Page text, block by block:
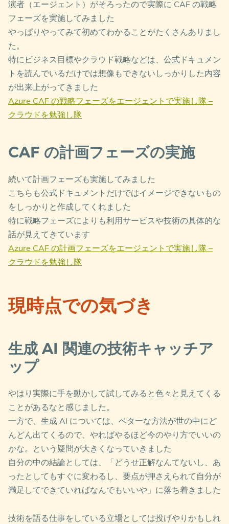
演者（エージェント）がそろったので実際に CAF の戦略
フェーズを実施してみました
やっぱりやってみて初めてわかることがたくさんありまし
た。
特にビジネス目標やクラウド戦略などは、公式ドキュメン
トを読んでいるだけでは想像もできないしっかりした内容
が出来上がってきました
Azure CAF の戦略フェーズをエージェントで実施し隊 –
クラウドを勉強し隊
CAF の計画フェーズの実施
続いて計画フェーズも実施してみました
こちらも公式ドキュメントだけではイメージできないもの
をしっかりと作成してくれました
特に戦略フェーズによりも利用サービスや技術の具体的な
話が見えてきています
Azure CAF の計画フェーズをエージェントで実施し隊 –
クラウドを勉強し隊
現時点での気づき
生成 AI 関連の技術キャッチア
ップ
やはり実際に手を動かして試してみると色々と見えてくる
ことがあるなと感じました。
一方で、生成 AI については、ベターな方法が世の中にど
んどん出てくるので、やればやるほど今のやり方でいいの
かな。という疑問が大きくなっていきました
自分の中の結論としては、「どうせ正解なんてないし、あ
ったとしてもすぐに変わるし、要点が押さえられて自分が
満足してできていればなんでもいいや」に落ち着きました
技術を語る仕事をしている立場としては投げやりかもしれ